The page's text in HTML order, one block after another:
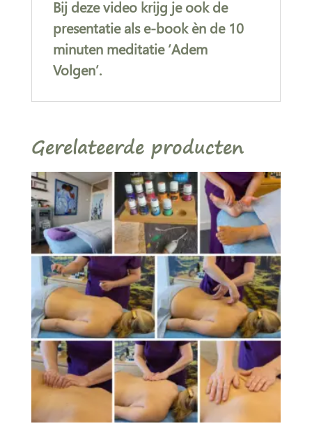
Bij deze video krijg je ook de
presentatie als e-book èn de 10
minuten meditatie ‘Adem
Volgen’.
Gerelateerde producten